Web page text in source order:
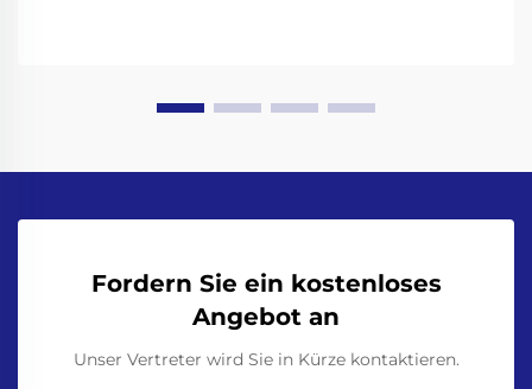
Fordern Sie ein kostenloses
Angebot an
Unser Vertreter wird Sie in Kürze kontaktieren.